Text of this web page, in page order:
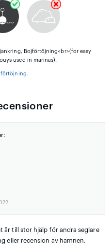
Bojförtöjning<br>(for easy
used in marinas).
förtöjning.
är till stor hjälp för andra seglare
eller recension av hamnen.